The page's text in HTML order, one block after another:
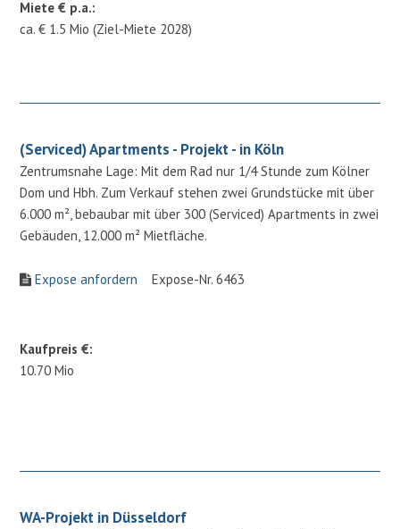
Miete € p.a.:
ca. € 1.5 Mio (Ziel-Miete 2028)
(Serviced) Apartments - Projekt - in Köln
Zentrumsnahe Lage: Mit dem Rad nur 1/4 Stunde zum Kölner
Dom und Hbh. Zum Verkauf stehen zwei Grundstücke mit über
6.000 m², bebaubar mit über 300 (Serviced) Apartments in zwei
Gebäuden, 12.000 m² Mietfläche.
Expose anfordern Expose-Nr. 6463
Kaufpreis €:
10.70 Mio
WA-Projekt in Düsseldorf